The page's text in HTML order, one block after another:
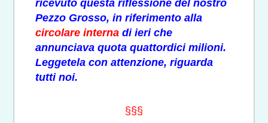
ricevuto questa riflessione del nostro
Pezzo Grosso, in riferimento alla
circolare interna di ieri che
annunciava quota quattordici milioni.
Leggetela con attenzione, riguarda
tutti noi.
§§§